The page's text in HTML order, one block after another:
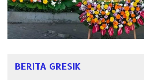
BERITA GRESIK